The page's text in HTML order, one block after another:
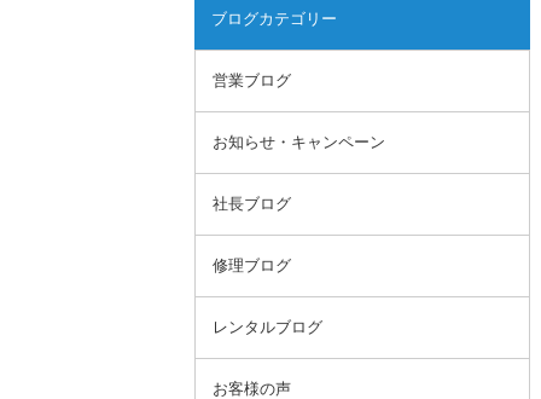
ブログカテゴリー
営業ブログ
お知らせ・キャンペーン
社長ブログ
修理ブログ
レンタルブログ
お客様の声